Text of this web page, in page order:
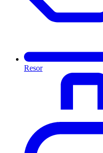
Resor